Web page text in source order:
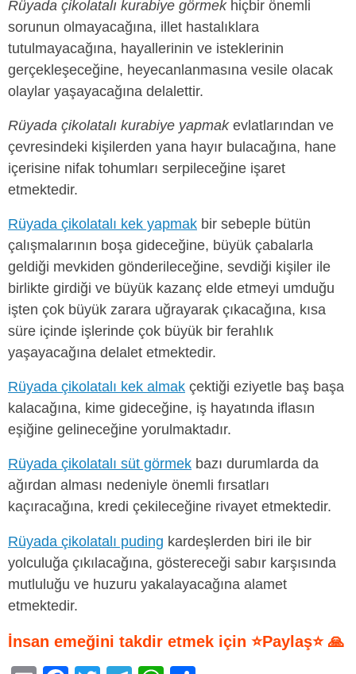
Rüyada çikolatalı kurabiye görmekhiçbir önemli
sorunun olmayacağına, illet hastalıklara
tutulmayacağına, hayallerinin ve isteklerinin
gerçekleşeceğine, heyecanlanmasına vesile olacak
olaylar yaşayacağına delalettir.
Rüyada çikolatalı kurabiye yapmakevlatlarından ve
çevresindeki kişilerden yana hayır bulacağına, hane
içerisine nifak tohumları serpileceğine işaret
etmektedir.
Rüyada çikolatalı kek yapmak bir sebeple bütün
çalışmalarının boşa gideceğine, büyük çabalarla
geldiği mevkiden gönderileceğine, sevdiği kişiler ile
birlikte girdiği ve büyük kazanç elde etmeyi umduğu
işten çok büyük zarara uğrayarak çıkacağına, kısa
süre içinde işlerinde çok büyük bir ferahlık
yaşayacağına delalet etmektedir.
Rüyada çikolatalı kek almak çektiği eziyetle baş başa
kalacağına, kime gideceğine, iş hayatında iflasın
eşiğine gelineceğine yorulmaktadır.
Rüyada çikolatalı süt görmek bazı durumlarda da
ağırdan alması nedeniyle önemli fırsatları
kaçıracağına, kredi çekileceğine rivayet etmektedir.
Rüyada çikolatalı puding kardeşlerden biri ile bir
yolculuğa çıkılacağına, göstereceği sabır karşısında
mutluluğu ve huzuru yakalayacağına alamet
etmektedir.
İnsan emeğini takdir etmek için ⭐Paylaş⭐ 🙏